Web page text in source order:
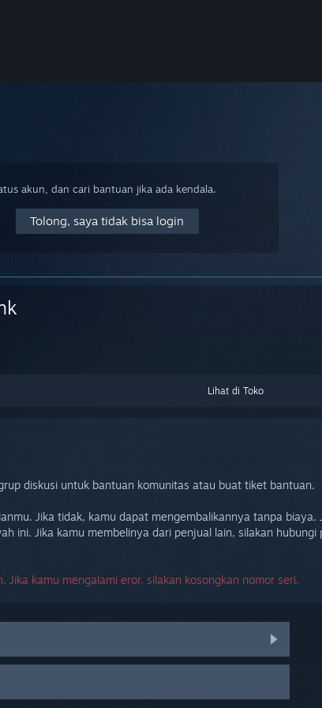
akun, dan cari bantuan jika ada kendala.
Tolong, saya tidak bisa login
Lihat di Toko
diskusi untuk bantuan komunitas atau buat tiket bantuan.
Jika tidak, kamu dapat mengembalikannya tanpa biaya.
ini. Jika kamu membelinya dari penjual lain, silakan
kamu mengalami eror, silakan kosongkan nomor seri.